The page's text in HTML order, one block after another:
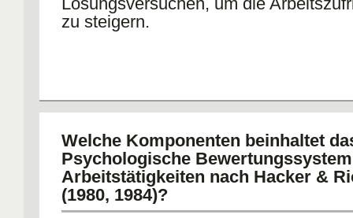
zu steigern.
Welche Komponenten beinhaltet
Psychologische
Arbeitstätigkeiten nach Hacker &
(1980, 1984)?